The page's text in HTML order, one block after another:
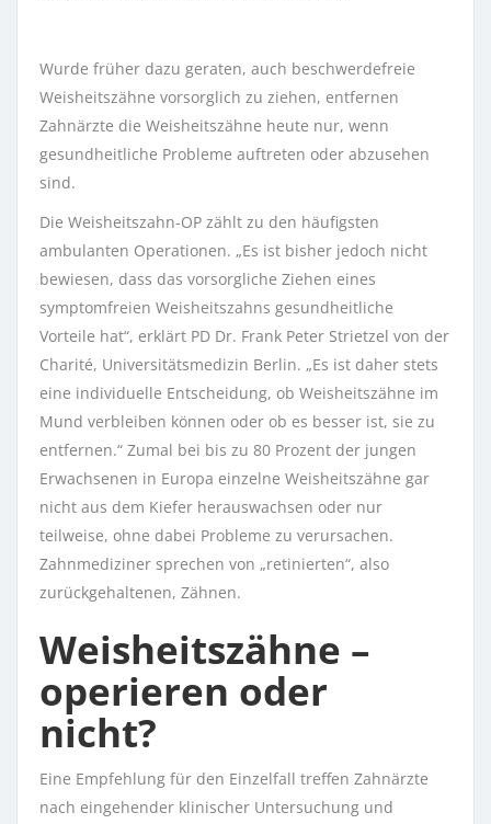
Wurde früher dazu geraten, auch beschwerdefreie
Weisheitszähne vorsorglich zu ziehen, entfernen
Zahnärzte die Weisheitszähne heute nur, wenn
gesundheitliche Probleme auftreten oder abzusehen
sind.
Die Weisheitszahn-OP zählt zu den häufigsten
ambulanten Operationen. „Es ist bisher jedoch nicht
bewiesen, dass das vorsorgliche Ziehen eines
symptomfreien Weisheitszahns gesundheitliche
Vorteile hat“, erklärt PD Dr. Frank Peter Strietzel von der
Charité, Universitätsmedizin Berlin. „Es ist daher stets
eine individuelle Entscheidung, ob Weisheitszähne im
Mund verbleiben können oder ob es besser ist, sie zu
entfernen.“ Zumal bei bis zu 80 Prozent der jungen
Erwachsenen in Europa einzelne Weisheitszähne gar
nicht aus dem Kiefer herauswachsen oder nur
teilweise, ohne dabei Probleme zu verursachen.
Zahnmediziner sprechen von „retinierten“, also
zurückgehaltenen, Zähnen.
Weisheitszähne –
operieren oder
nicht?
Eine Empfehlung für den Einzelfall treffen Zahnärzte
nach eingehender klinischer Untersuchung und